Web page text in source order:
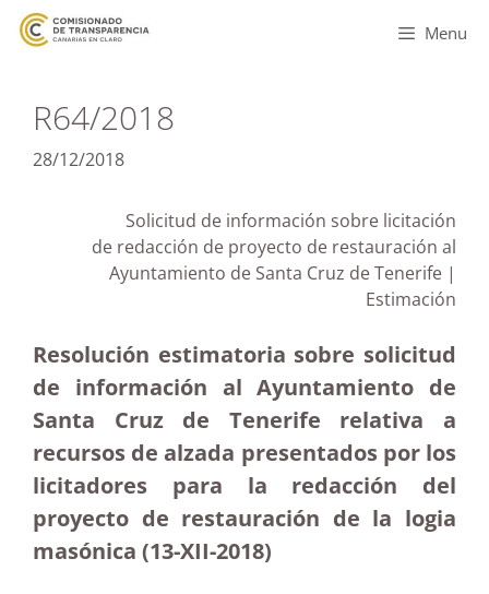
Menu
R64/2018
28/12/2018
Solicitud de información sobre licitación
de redacción de proyecto de restauración al
Ayuntamiento de Santa Cruz de Tenerife |
Estimación
Resolución estimatoria sobre solicitud
de información al Ayuntamiento de
Santa Cruz de Tenerife relativa a
recursos de alzada presentados por los
licitadores para la redacción del
proyecto de restauración de la logia
masónica (13-XII-2018)